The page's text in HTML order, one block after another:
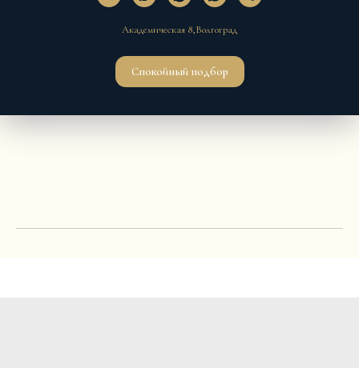
Академическая 8,Волгоград
Спокойный подбор